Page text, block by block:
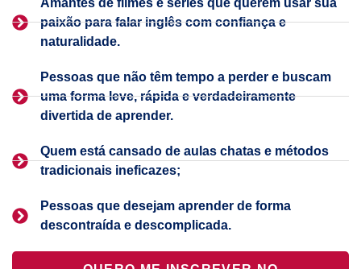
paixão para falar inglês com confiança e
naturalidade.
Pessoas que não têm tempo a perder e buscam
uma forma leve, rápida e verdadeiramente
divertida de aprender.
Quem está cansado de aulas chatas e métodos
tradicionais ineficazes;
Pessoas que desejam aprender de forma
descontraída e descomplicada.